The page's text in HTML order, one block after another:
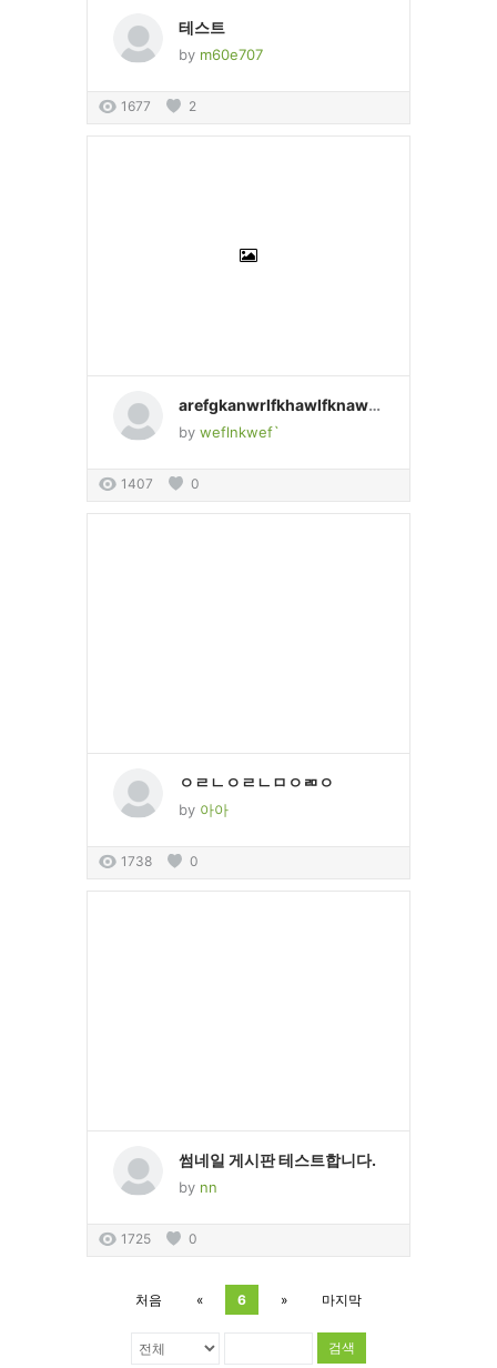
테스트
by m60e707
1677 2
arefgkanwrlfkhawlfknawlefnlwaefnlkwnalfeaweeflkwaefnlkwnklf
by weflnkwef`
1407 0
ㅇㄹㄴㅇㄹㄴㅁㅇㄻㅇ
by 아아
1738 0
썸네일 게시판 테스트합니다.
by nn
1725 0
처음 « 6 » 마지막
검색